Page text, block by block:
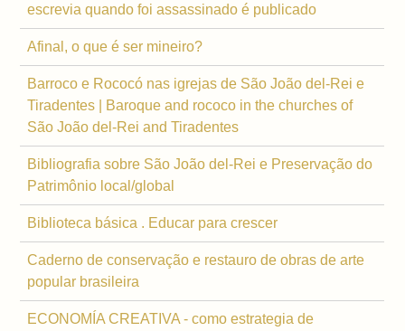
escrevia quando foi assassinado é publicado
Afinal, o que é ser mineiro?
Barroco e Rococó nas igrejas de São João del-Rei e
Tiradentes | Baroque and rococo in the churches of
São João del-Rei and Tiradentes
Bibliografia sobre São João del-Rei e Preservação do
Patrimônio local/global
Biblioteca básica . Educar para crescer
Caderno de conservação e restauro de obras de arte
popular brasileira
ECONOMÍA CREATIVA - como estrategia de